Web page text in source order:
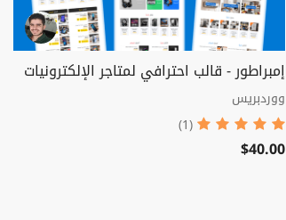
إمبراطور - قالب احترافي لمتاجر الإلكترونيات
ووردبريس
(1)
$40.00